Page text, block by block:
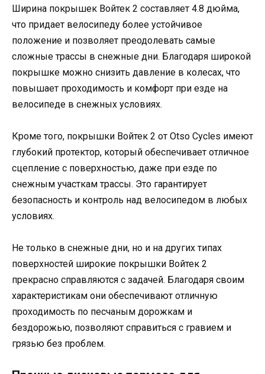
Ширина покрышек Войтек 2 составляет 4.8 дюйма,
что придает велосипеду более устойчивое
положение и позволяет преодолевать самые
сложные трассы в снежные дни. Благодаря широкой
покрышке можно снизить давление в колесах, что
повышает проходимость и комфорт при езде на
велосипеде в снежных условиях.
Кроме того, покрышки Войтек 2 от Otso Cycles имеют
глубокий протектор, который обеспечивает отличное
сцепление с поверхностью, даже при езде по
снежным участкам трассы. Это гарантирует
безопасность и контроль над велосипедом в любых
условиях.
Не только в снежные дни, но и на других типах
поверхностей широкие покрышки Войтек 2
прекрасно справляются с задачей. Благодаря своим
характеристикам они обеспечивают отличную
проходимость по песчаным дорожкам и
бездорожью, позволяют справиться с гравием и
грязью без проблем.